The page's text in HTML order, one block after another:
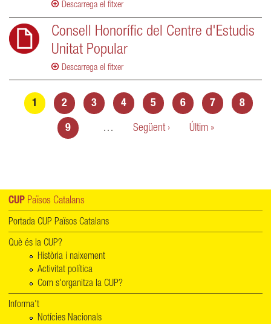
Descarrega el fitxer
Consell Honorífic del Centre d'Estudis
Unitat Popular
Descarrega el fitxer
Pàgines
1 2 3 4 5 6 7 8
9 … Següent › Últim »
CUP Països Catalans
Portada CUP Països Catalans
Què és la CUP?
Història i naixement
Activitat política
Com s'organitza la CUP?
Informa't
Notícies Nacionals